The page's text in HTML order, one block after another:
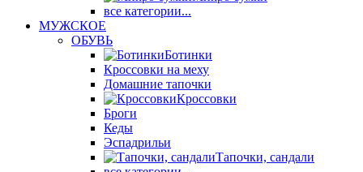
все категории...
МУЖСКОЕ
ОБУВЬ
Ботинки
Кроссовки на меху
Домашние тапочки
Кроссовки
Броги
Кеды
Эспадрильи
Тапочки, сандали